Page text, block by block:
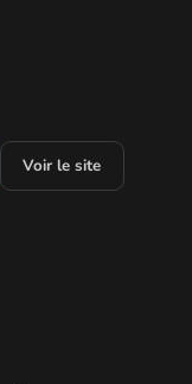
Voir le site